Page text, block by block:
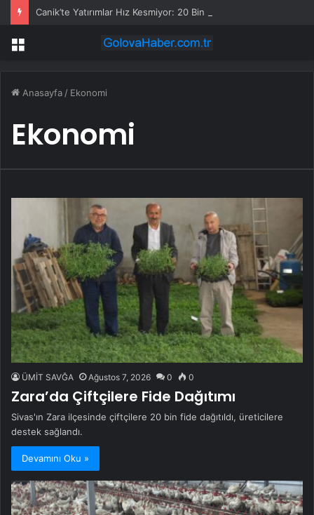
Menü
Anasayfa / Ekonomi
Ekonomi
ÜMİT SAVĞA Ağustos 7, 2026 0 0
Zara’da Çiftçilere Fide Dağıtımı
Sivas'ın Zara ilçesinde çiftçilere 20 bin fide dağıtıldı, üreticilere
destek sağlandı.
Devamını Oku »